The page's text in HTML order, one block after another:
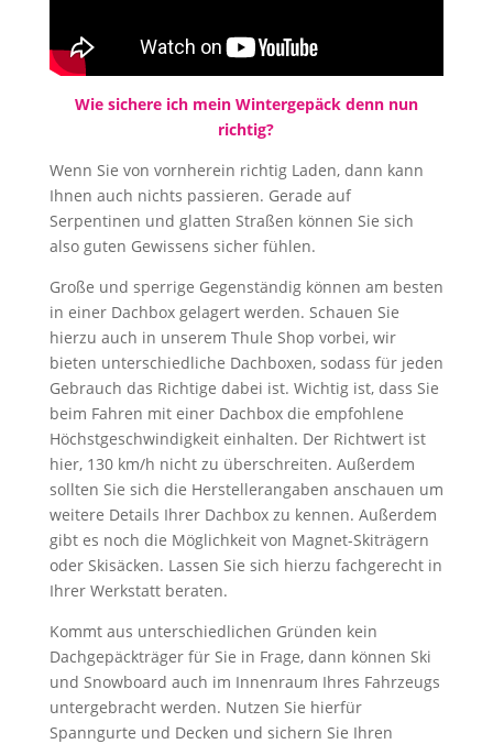
Wie sichere ich mein Wintergepäck denn nun
richtig?
Wenn Sie von vornherein richtig Laden, dann kann
Ihnen auch nichts passieren. Gerade auf
Serpentinen und glatten Straßen können Sie sich
also guten Gewissens sicher fühlen.
Große und sperrige Gegenständig können am besten
in einer Dachbox gelagert werden. Schauen Sie
hierzu auch in unserem Thule Shop vorbei, wir
bieten unterschiedliche Dachboxen, sodass für jeden
Gebrauch das Richtige dabei ist. Wichtig ist, dass Sie
beim Fahren mit einer Dachbox die empfohlene
Höchstgeschwindigkeit einhalten. Der Richtwert ist
hier, 130 km/h nicht zu überschreiten. Außerdem
sollten Sie sich die Herstellerangaben anschauen um
weitere Details Ihrer Dachbox zu kennen. Außerdem
gibt es noch die Möglichkeit von Magnet-Skiträgern
oder Skisäcken. Lassen Sie sich hierzu fachgerecht in
Ihrer Werkstatt beraten.
Kommt aus unterschiedlichen Gründen kein
Dachgepäckträger für Sie in Frage, dann können Ski
und Snowboard auch im Innenraum Ihres Fahrzeugs
untergebracht werden. Nutzen Sie hierfür
Spanngurte und Decken und sichern Sie Ihren